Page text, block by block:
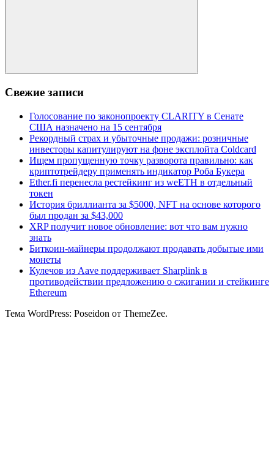
Поиск
Свежие записи
Голосование по законопроекту CLARITY в Сенате
США назначено на 15 сентября
Рекордный страх и убыточные продажи: розничные
инвесторы капитулируют на фоне эксплойта Coldcard
Ищем пропущенную точку разворота правильно: как
криптотрейдеру применять индикатор Роба Букера
Ether.fi перенесла рестейкинг из weETH в отдельный
токен
История бриллианта за $5000, NFT на основе которого
был продан за $43,000
XRP получит новое обновление: вот что вам нужно
знать
Биткоин-майнеры продолжают продавать добытые ими
монеты
Кулечов из Aave поддерживает Sharplink в
противодействии предложению о сжигании и стейкинге
Ethereum
Тема WordPress: Poseidon от ThemeZee.